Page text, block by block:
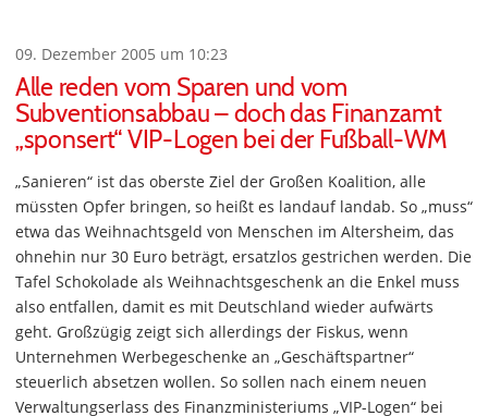
09. Dezember 2005 um 10:23
Alle reden vom Sparen und vom
Subventionsabbau – doch das Finanzamt
„sponsert“ VIP-Logen bei der Fußball-WM
„Sanieren“ ist das oberste Ziel der Großen Koalition, alle
müssten Opfer bringen, so heißt es landauf landab. So „muss“
etwa das Weihnachtsgeld von Menschen im Altersheim, das
ohnehin nur 30 Euro beträgt, ersatzlos gestrichen werden. Die
Tafel Schokolade als Weihnachtsgeschenk an die Enkel muss
also entfallen, damit es mit Deutschland wieder aufwärts
geht. Großzügig zeigt sich allerdings der Fiskus, wenn
Unternehmen Werbegeschenke an „Geschäftspartner“
steuerlich absetzen wollen. So sollen nach einem neuen
Verwaltungserlass des Finanzministeriums „VIP-Logen“ bei